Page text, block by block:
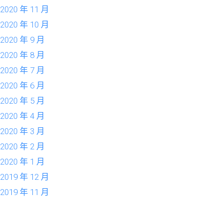
2020 年 11 月
2020 年 10 月
2020 年 9 月
2020 年 8 月
2020 年 7 月
2020 年 6 月
2020 年 5 月
2020 年 4 月
2020 年 3 月
2020 年 2 月
2020 年 1 月
2019 年 12 月
2019 年 11 月